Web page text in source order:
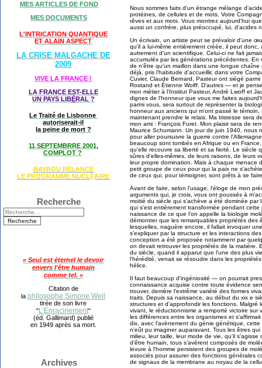
MES ARTICLES DE FOND
MES DOCUMENTS
L'INTRICATION QUANTIQUE
ET ALAIN ASPECT
LA CRISE MALGACHE DE
2009
VIVE LA FRANCE !
LA FRANCE EST-ELLE
UN PAYS LIBÉRAL ?
Le Traité de Lisbonne
autoriserait-il
la peine de mort ?
11 SEPTEMBRRE 2001,
COMPLOT ?
BAYROU RELANCE
LE PROGRAMME NUCLÉAIRE
Recherche
« Seul est éternel le devoir
envers l'être humain
comme tel. »
Citation de
laphilosophe Simone Weil
tirée de son livre
"L'Enracinement"
(éd. Gallimard) publié
en 1949 après sa mort.
Archives
Nous sommes faits d'un étrange mélange
protéines, de cellules et de mots. Votre
rêves et aux mots. Vous montrez aujourd'hui
aussi un confrère, plus préoccupé, lui, d'acides
Un écrivain, un artiste peut se prévaloir d'une
qu'il a lui-même entièrement créée, il peut
autrement d'un scientifique. Celui-ci ne fait
accumulés par les générations précédentes.
de n'être qu'un maillon dans une longue
déjà, pris l'habitude d'accueillir, dans votre
Cuvier, Claude Bernard, Pasteur ont siégé
Rostand et Étienne Wolff. D'autres — et je
mon métier à l'Institut Pasteur, André Lwoff et
dignes de l'honneur que vous me faites
parmi vous, sera surtout de représenter la
honneur aux anciens qui m'ont passé le
maintenant prendre le relais. Ma tristesse sera
mon ami : François Furet. Mon plaisir sera de
Maurice Schumann. Un jour de juin 1940, nous
pour aller poursuivre la guerre contre
beaucoup sont tombés en Afrique ou en
qu'elle recouvre sa liberté et sa fierté. Le siècle
sûres d'elles-mêmes, de leurs raisons, de leurs
leur propre domination. Mais à chaque menace
petit groupe de ceux pour qui la paix ne
de ceux qui, pour témoigner, sont prêts à se
Avant de faire, selon l'usage, l'éloge de mon
arguments qui, je crois, vous ont poussés à
moitié du siècle qui s'achève a été dominée
qui s'est entièrement transformée pendant
naissance de ce que l'on appelle la biologie
démontrer que les remarquables propriétés des
lesquelles, naguère encore, il fallait invoquer
s'expliquer par la structure et les interactions
conception a été proposée notamment par
on devait retrouver les propriétés de la matière.
du siècle, quand il apparut que l'une des plus
l'hérédité, venait se résoudre dans les
hélice.
Il faut beaucoup d'ingéniosité — on pourrait
connaissance acquise contre toute évidence
trouver, derrière l'extrême variété des formes
traits. Depuis sa naissance, au début du xix e
structures et d'approfondir les fonctions. Malgré
vivant, le réductionnisme a remporté victoire sur
les différences entre les organismes et
dix, avec l'avènement du génie génétique,
n'eût pu imaginer auparavant. Tous les êtres
milieu, leur taille, leur mode de vie, qu'il
d'être humain, tous s'avèrent composés de
levure à l'homme persistent des groupes de
associés pour assurer des fonctions générales
de signaux de la membrane au noyau de la